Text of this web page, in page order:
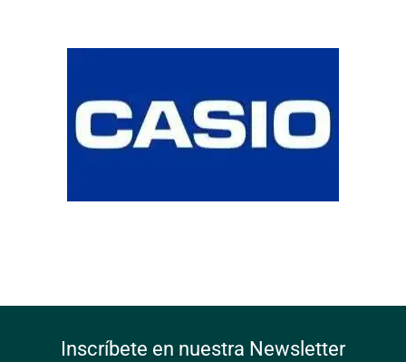
Inscríbete en nuestra Newsletter